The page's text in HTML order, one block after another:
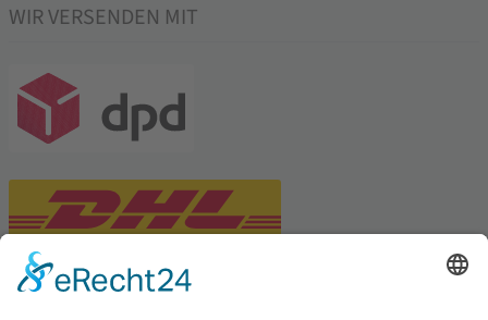
WIR VERSENDEN MIT